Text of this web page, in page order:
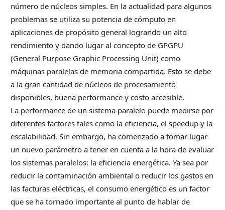
número de núcleos simples. En la actualidad para algunos
problemas se utiliza su potencia de cómputo en
aplicaciones de propósito general logrando un alto
rendimiento y dando lugar al concepto de GPGPU
(General Purpose Graphic Processing Unit) como
máquinas paralelas de memoria compartida. Esto se debe
a la gran cantidad de núcleos de procesamiento
disponibles, buena performance y costo accesible.
La performance de un sistema paralelo puede medirse por
diferentes factores tales como la eficiencia, el speedup y la
escalabilidad. Sin embargo, ha comenzado a tomar lugar
un nuevo parámetro a tener en cuenta a la hora de evaluar
los sistemas paralelos: la eficiencia energética. Ya sea por
reducir la contaminación ambiental o reducir los gastos en
las facturas eléctricas, el consumo energético es un factor
que se ha tornado importante al punto de hablar de